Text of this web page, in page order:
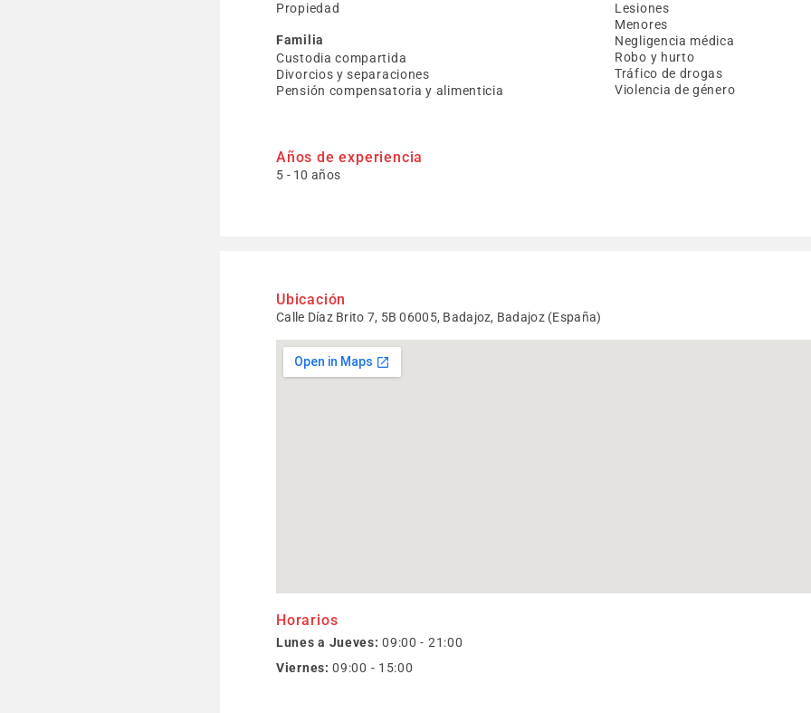
Propiedad
Familia
Custodia compartida
Divorcios y separaciones
Pensión compensatoria y alimenticia
Lesiones
Menores
Negligencia médica
Robo y hurto
Tráfico de drogas
Violencia de género
Años de experiencia
5 - 10 años
Ubicación
Calle Díaz Brito 7, 5B 06005, Badajoz, Badajoz (España)
Horarios
Lunes a Jueves: 09:00 - 21:00
Viernes: 09:00 - 15:00